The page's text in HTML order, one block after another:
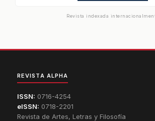
Revista indexada
REVISTA ALPHA
ISSN: 0716-4254
eISSN: 0718-2201
Revista de Artes, Letras y Filosofía